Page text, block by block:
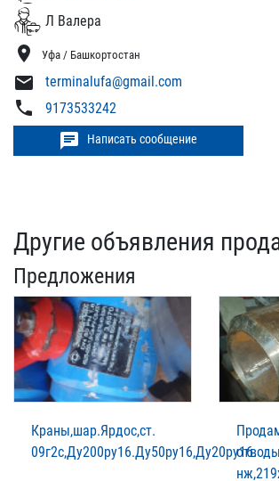
Л Валера
location_on Уфа / Башкортостан
mail terminalufa@gmail.com
phone 9173533242
chat Написать сообщение
Другие объявления
Предложения
Краны,шар.Ярдос,ст.
09г2с,Ду200ру16.Ду50ру16,Ду20ру16.